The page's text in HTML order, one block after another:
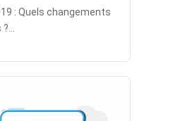
: Quels changements